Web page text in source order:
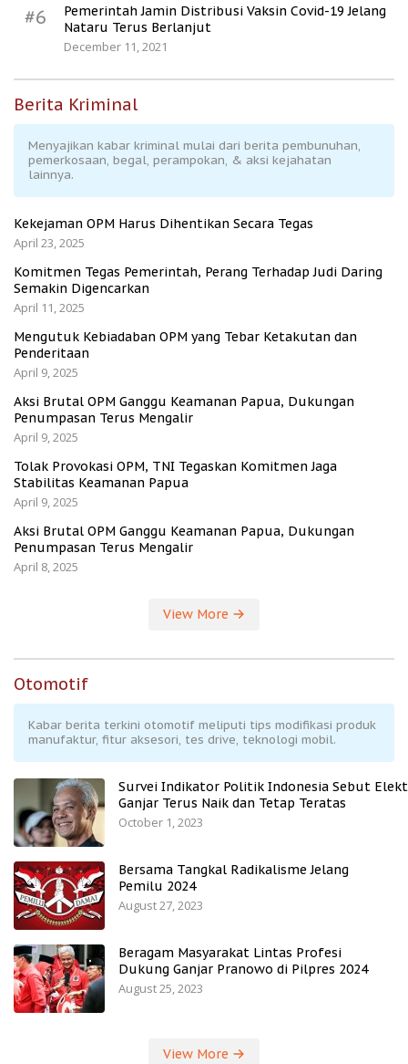
#6
Pemerintah Jamin Distribusi Vaksin Covid-19 Jelang
Nataru Terus Berlanjut
December 11, 2021
Berita Kriminal
Menyajikan kabar kriminal mulai dari berita pembunuhan,
pemerkosaan, begal, perampokan, & aksi kejahatan
lainnya.
Kekejaman OPM Harus Dihentikan Secara Tegas
April 23, 2025
Komitmen Tegas Pemerintah, Perang Terhadap Judi Daring
Semakin Digencarkan
April 11, 2025
Mengutuk Kebiadaban OPM yang Tebar Ketakutan dan
Penderitaan
April 9, 2025
Aksi Brutal OPM Ganggu Keamanan Papua, Dukungan
Penumpasan Terus Mengalir
April 9, 2025
Tolak Provokasi OPM, TNI Tegaskan Komitmen Jaga
Stabilitas Keamanan Papua
April 9, 2025
Aksi Brutal OPM Ganggu Keamanan Papua, Dukungan
Penumpasan Terus Mengalir
April 8, 2025
View More
Otomotif
Kabar berita terkini otomotif meliputi tips modifikasi produk
manufaktur, fitur aksesori, tes drive, teknologi mobil.
Survei Indikator Politik Indonesia Sebut
Ganjar Terus Naik dan Tetap Teratas
October 1, 2023
Bersama Tangkal Radikalisme Jelang
Pemilu 2024
August 27, 2023
Beragam Masyarakat Lintas Profesi
Dukung Ganjar Pranowo di Pilpres 2024
August 25, 2023
View More